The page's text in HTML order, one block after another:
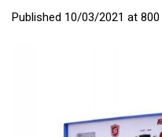
Published 10/03/2021 at 800